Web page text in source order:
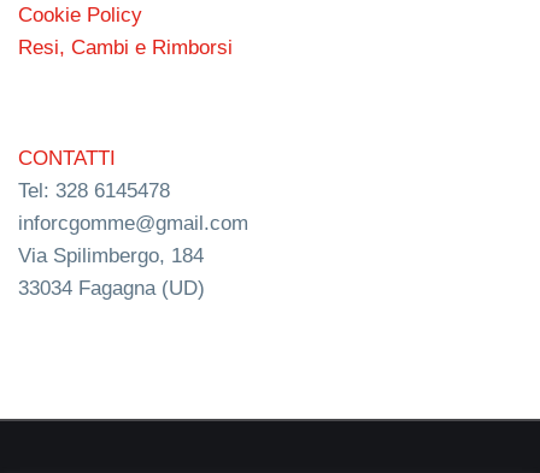
Cookie Policy
Resi, Cambi e Rimborsi
CONTATTI
Tel: 328 6145478
inforcgomme@gmail.com
Via Spilimbergo, 184
33034 Fagagna (UD)